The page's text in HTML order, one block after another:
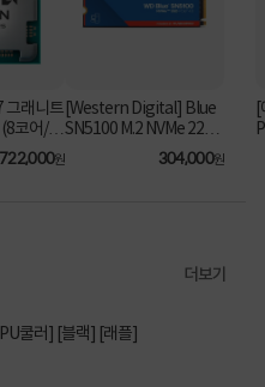
그래니트
코어/16
쿨러미
722,000원
[Western Digital] Blue
SN5100 M.2 NVMe 2280
[1TB] ▶ SN5000 후속
304,000원
더보기
쿨러] [블랙] [래플]